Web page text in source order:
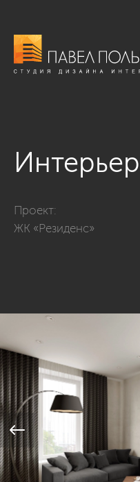
Проект:
ЖК «Резиденс»